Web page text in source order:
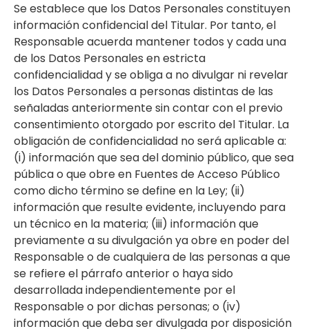
Se establece que los Datos Personales constituyen
información confidencial del Titular. Por tanto, el
Responsable acuerda mantener todos y cada una
de los Datos Personales en estricta
confidencialidad y se obliga a no divulgar ni revelar
los Datos Personales a personas distintas de las
señaladas anteriormente sin contar con el previo
consentimiento otorgado por escrito del Titular. La
obligación de confidencialidad no será aplicable a:
(i) información que sea del dominio público, que sea
pública o que obre en Fuentes de Acceso Público
como dicho término se define en la Ley; (ii)
información que resulte evidente, incluyendo para
un técnico en la materia; (iii) información que
previamente a su divulgación ya obre en poder del
Responsable o de cualquiera de las personas a que
se refiere el párrafo anterior o haya sido
desarrollada independientemente por el
Responsable o por dichas personas; o (iv)
información que deba ser divulgada por disposición